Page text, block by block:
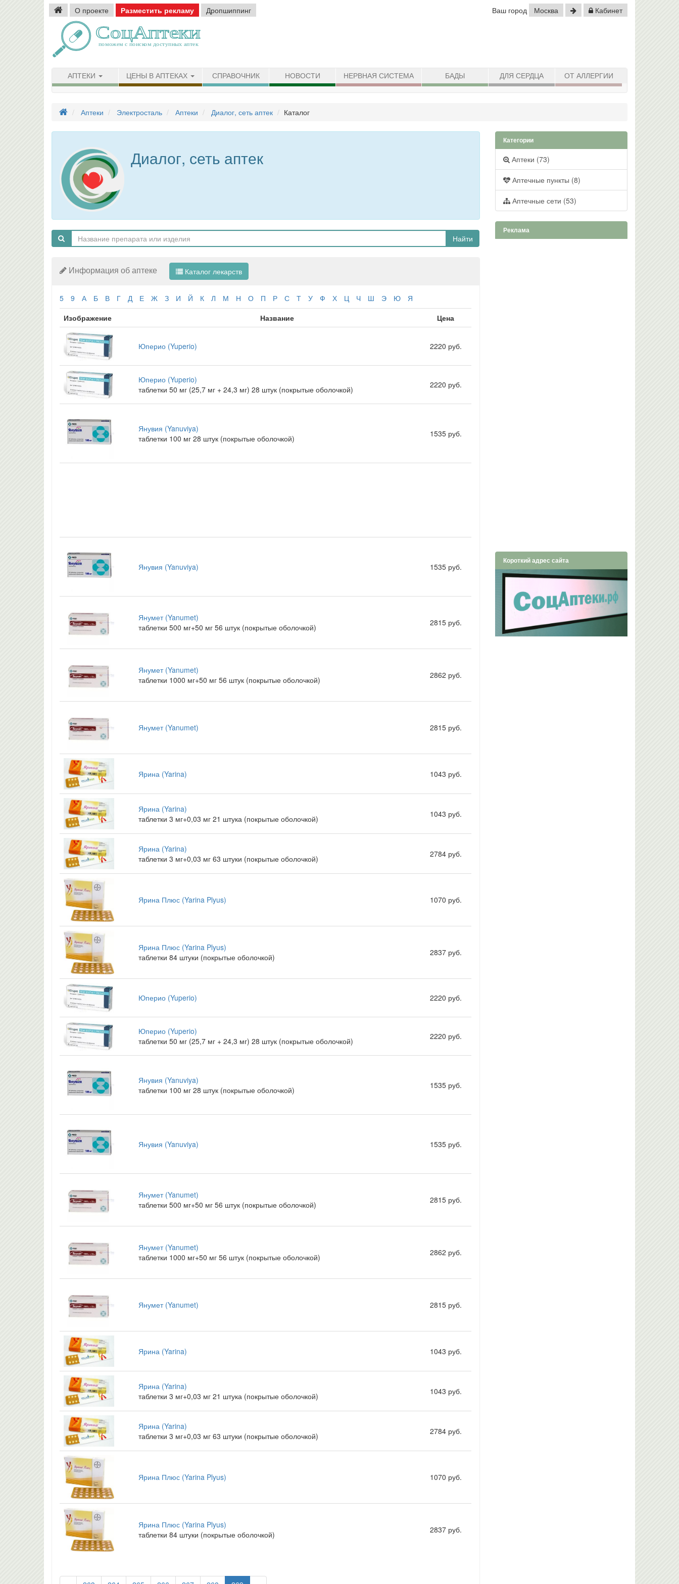
О проекте Разместить рекламу Дропшиппинг Ваш город Москва Кабинет
АПТЕКИ ЦЕНЫ В АПТЕКАХ СПРАВОЧНИК НОВОСТИ НЕРВНАЯ СИСТЕМА БАДЫ ДЛЯ СЕРДЦА ОТ АЛЛЕРГИИ
Аптеки Электросталь Аптеки Диалог, сеть аптек Каталог
Диалог, сеть аптек
Найти
Информация об аптеке Каталог лекарств
5 9 А Б В Г Д Е Ж З И Й К Л М Н О П Р С Т У Ф Х Ц Ч Ш Э Ю
Я
Изображение
Название Цена
Юперио (Yuperio) 2220 руб.
Юперио (Yuperio)
таблетки 50 мг (25,7 мг + 24,3 мг) 28 штук (покрытые оболочкой)
2220 руб.
Янувия (Yanuviya)
таблетки 100 мг 28 штук (покрытые оболочкой)
1535 руб.
Янувия (Yanuviya) 1535 руб.
Янумет (Yanumet)
таблетки 500 мг+50 мг 56 штук (покрытые оболочкой)
2815 руб.
Янумет (Yanumet)
таблетки 1000 мг+50 мг 56 штук (покрытые оболочкой)
2862 руб.
Янумет (Yanumet) 2815 руб.
Ярина (Yarina) 1043 руб.
Ярина (Yarina)
таблетки 3 мг+0,03 мг 21 штука (покрытые оболочкой)
1043 руб.
Ярина (Yarina)
таблетки 3 мг+0,03 мг 63 штуки (покрытые оболочкой)
2784 руб.
Ярина Плюс (Yarina Plyus) 1070 руб.
Ярина Плюс (Yarina Plyus)
таблетки 84 штуки (покрытые оболочкой)
2837 руб.
Юперио (Yuperio) 2220 руб.
Юперио (Yuperio)
таблетки 50 мг (25,7 мг + 24,3 мг) 28 штук (покрытые оболочкой)
2220 руб.
Янувия (Yanuviya)
таблетки 100 мг 28 штук (покрытые оболочкой)
1535 руб.
Янувия (Yanuviya) 1535 руб.
Янумет (Yanumet)
таблетки 500 мг+50 мг 56 штук (покрытые оболочкой)
2815 руб.
Янумет (Yanumet)
таблетки 1000 мг+50 мг 56 штук (покрытые оболочкой)
2862 руб.
Янумет (Yanumet) 2815 руб.
Ярина (Yarina) 1043 руб.
Ярина (Yarina)
таблетки 3 мг+0,03 мг 21 штука (покрытые оболочкой)
1043 руб.
Ярина (Yarina)
таблетки 3 мг+0,03 мг 63 штуки (покрытые оболочкой)
2784 руб.
Ярина Плюс (Yarina Plyus) 1070 руб.
Ярина Плюс (Yarina Plyus)
таблетки 84 штуки (покрытые оболочкой)
2837 руб.
Категории
Аптеки (73)
Аптечные пункты (8)
Аптечные сети (53)
Реклама
Короткий адрес сайта